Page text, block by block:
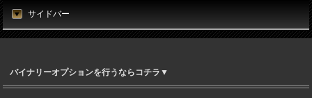
サイドバー
バイナリーオプションを行うならコチラ▼